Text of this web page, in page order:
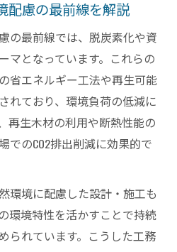
ビリティ実現法に迫る
キュラーデザインビルドの
る木造改修工事のポイン
で注目される工務店の工
ィと工務店現場の連携ポイ
配慮の最前線を解説
の最前線では、脱炭素化や資
マとなっています。これらの
省エネルギー工法や再生可能
れており、環境負荷の低減に
再生木材の利用や断熱性能の
でのCO2排出削減に効果的で
環境に配慮した設計・施工も
環境特性を活かすことで持続
られています。こうした工務